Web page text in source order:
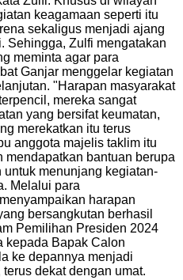
keagamaan seperti itu
sekaligus menjadi ajang
Sehingga, Zulfi mengatakan
meminta agar para
Ganjar menggelar kegiatan
"Harapan masyarakat
mereka sangat
yang bersifat keumatan,
merekatkan itu terus
anggota majelis taklim itu
bantuan berupa
menunjang kegiatan-
Melalui para
harapan
bersangkutan berhasil
Pemilihan Presiden 2024
kepada Bapak Calon
ke depannya menjadi
dekat dengan umat.